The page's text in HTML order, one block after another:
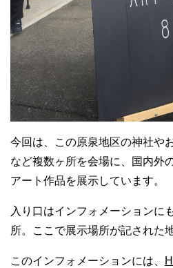
今回は、この原泉地区の神社や
など複数ヶ所を会場に、国内外
アート作品を展示しています。
入り口はインフォメーションに
所。ここで展示場所が記された
このインフォメーションには、